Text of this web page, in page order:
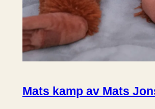
Mats kamp av Mats